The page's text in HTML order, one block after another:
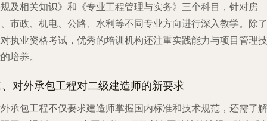
及相关知识》和《专业工程管理与实务》三个科目，针对房
市政、机电、公路、水利等不同专业方向进行深入教学。除了
执业资格考试，优秀的培训机构还注重实践能力与项目管理技
培养。
对外承包工程对二级建造师的新要求
承包工程不仅要求建造师掌握国内标准和技术规范，还需了解